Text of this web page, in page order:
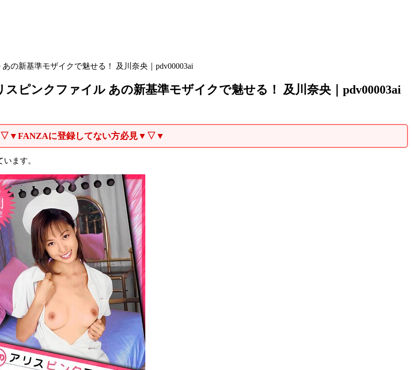
の新基準モザイクで魅せる！ 及川奈央｜pdv00003ai
ピンクファイル あの新基準モザイクで魅せる！ 及川奈央｜pdv00003ai
に登録してない方必見▼▽▼
ます。